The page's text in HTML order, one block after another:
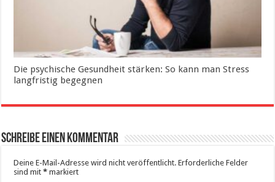
Die psychische Gesundheit stärken: So kann man Stress
langfristig begegnen
Schreibe einen Kommentar
Deine E-Mail-Adresse wird nicht veröffentlicht. Erforderliche Felder
sind mit* markiert